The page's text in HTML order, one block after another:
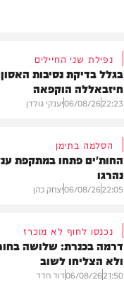
נפילת שני החיילים
בגלל בדיקת נסיבות
חיזבאללה הוקפאה
22:23
06/08/26יענקי גולדן
הסלמה בתימן
החות'ים פתחו במתקפת
נהרגו
22:05
06/08/26יצחק כהן
נכנסו לחוף לא מוכרז
דרמה בכנרת: שלושה
ולא הצליחו לשוב
21:50
06/08/26דוד חדד